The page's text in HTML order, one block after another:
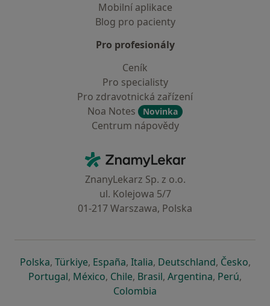
Mobilní aplikace
Blog pro pacienty
Pro profesionály
Ceník
Pro specialisty
Pro zdravotnická zařízení
Noa Notes
Novinka
Centrum nápovědy
ZnamyLekar - Hlavní stránka
ZnanyLekarz Sp. z o.o.
ul. Kolejowa 5/7
01-217 Warszawa, Polska
Polskase otevře v nové záložce
, Türkiyese otevře v nové záložce
, Españase otevře v nové záložce
, Italiase otevře v nové záložce
, Deutschlandse otevře v
, Českose
,
Portugalse otevře v nové záložce
, Méxicose otevře v nové záložce
, Chilese otevře v nové záložce
, Brasilse otevře v nové
, Argentinase otevře v
, Perúse
,
Colombia